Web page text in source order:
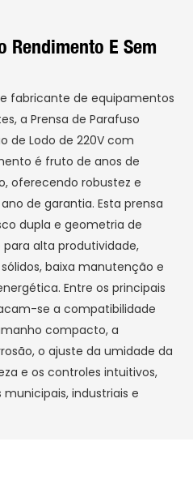
Rendimento E Sem
fabricante de equipamentos
a Prensa de Parafuso
de Lodo de 220V com
é fruto de anos de
oferecendo robustez e
de garantia. Esta prensa
dupla e geometria de
alta produtividade,
baixa manutenção e
Entre os principais
se a compatibilidade
compacto, a
o ajuste da umidade da
e os controles intuitivos,
industriais e